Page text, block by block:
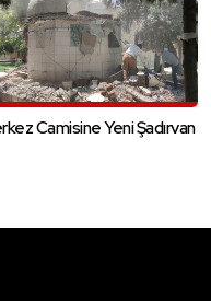
Camisine Yeni Şadırvan